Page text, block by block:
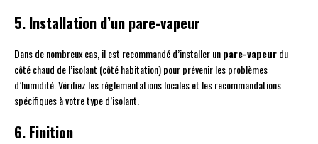
5. Installation d’un pare-vapeur
Dans de nombreux cas, il est recommandé d’installer unpare-vapeurdu
côté chaud de l’isolant (côté habitation) pour prévenir les problèmes
d’humidité. Vérifiez les réglementations locales et les recommandations
spécifiques à votre type d’isolant.
6. Finition